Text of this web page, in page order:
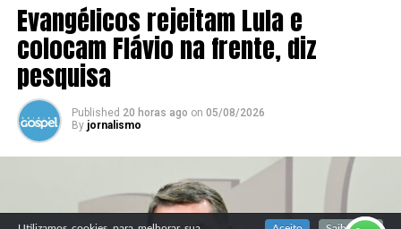
SIGA NOSSAS REDES SOCIAIS
Evangélicos rejeitam Lula e
colocam Flávio na frente, diz
pesquisa
Published 20 horas ago on 05/08/2026
By jornalismo